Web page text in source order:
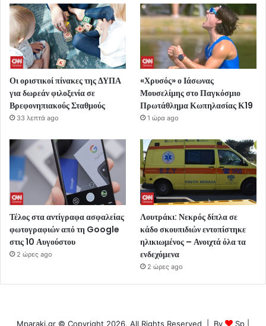
Οι οριστικοί πίνακες της ΔΥΠΑ
για δωρεάν φιλοξενία σε
Βρεφονηπιακούς Σταθμούς
33 λεπτά ago
«Χρυσός» ο Ιάσωνας
Μουσελίμης στο Παγκόσμιο
Πρωτάθλημα Κωπηλασίας Κ19
1 ώρα ago
Τέλος στα αντίγραφα ασφαλείας
φωτογραφιών από τη Google
στις 10 Αυγούστου
2 ώρες ago
Λουτράκι: Νεκρός δίπλα σε
κάδο σκουπιδιών εντοπίστηκε
ηλικιωμένος – Ανοιχτά όλα τα
ενδεχόμενα
2 ώρες ago
Mparaki.gr © Copyright 2026, All Rights Reserved | By Sp